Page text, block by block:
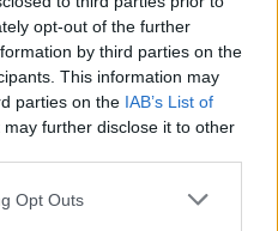
opt-out of the further
by third parties on the
This information may
parties on the IAB’s List of
may further disclose it to other
Opt Outs
varžovą imtynininko
įžaidėjo dovanėlė